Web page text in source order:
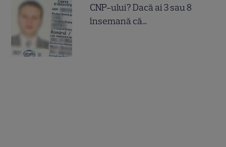
CNP-ului? Dacă ai 3 sau 8
însemană că...